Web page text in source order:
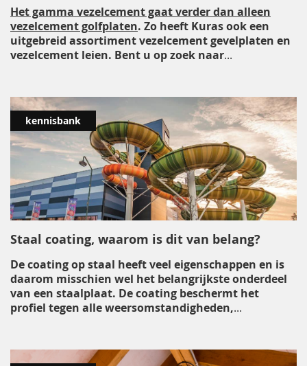
Het gamma vezelcement gaat verder dan alleen
vezelcement golfplaten. Zo heeft Kuras ook een
uitgebreid assortiment vezelcement gevelplaten en
vezelcement leien. Bent u op zoek naar...
kennisbank
Staal coating, waarom is dit van belang?
De coating op staal heeft veel eigenschappen en is
daarom misschien wel het belangrijkste onderdeel
van een staalplaat. De coating beschermt het
profiel tegen alle weersomstandigheden,...